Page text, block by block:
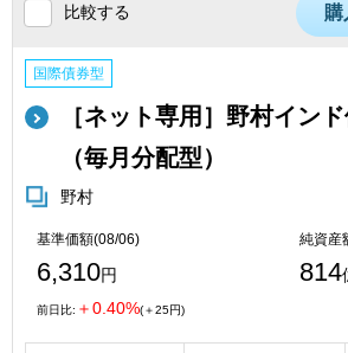
比較する 購
国際債券型
［ネット専用］野村イン
（毎月分配型）
野村
基準価額(08/06)
6,310円
純資産
814
前日比: ＋0.40%(＋25円)